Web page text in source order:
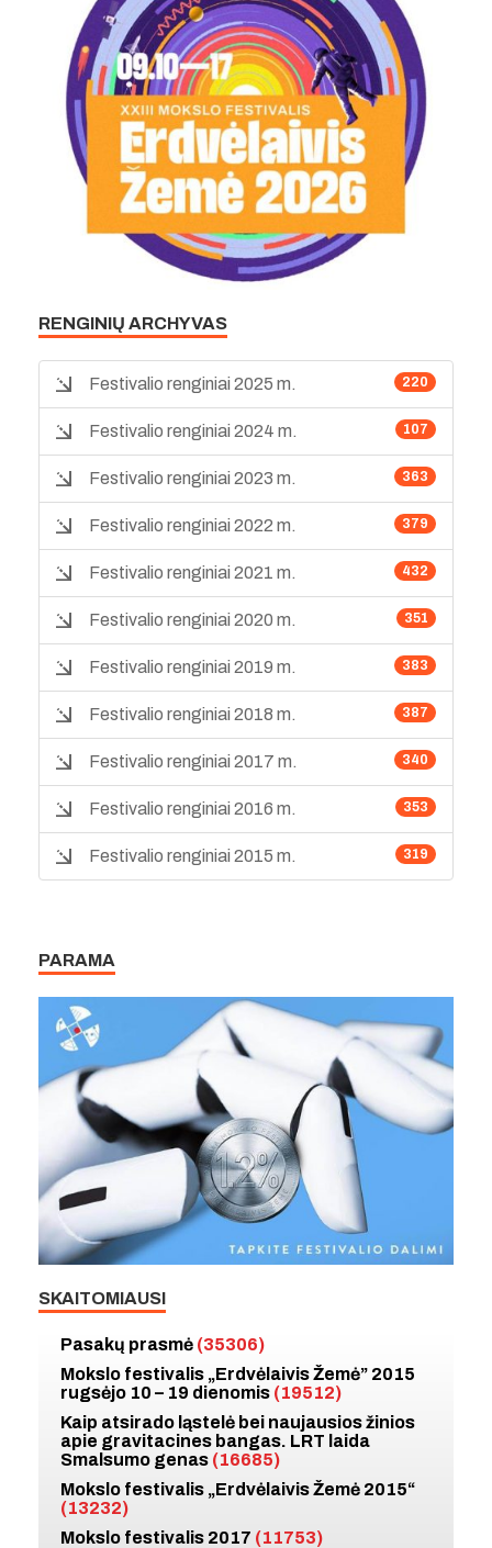
RENGINIŲ ARCHYVAS
220
Festivalio renginiai 2025 m.
107
Festivalio renginiai 2024 m.
363
Festivalio renginiai 2023 m.
379
Festivalio renginiai 2022 m.
432
Festivalio renginiai 2021 m.
351
Festivalio renginiai 2020 m.
383
Festivalio renginiai 2019 m.
387
Festivalio renginiai 2018 m.
340
Festivalio renginiai 2017 m.
353
Festivalio renginiai 2016 m.
319
Festivalio renginiai 2015 m.
PARAMA
SKAITOMIAUSI
Pasakų prasmė (35306)
Mokslo festivalis „Erdvėlaivis Žemė” 2015
rugsėjo 10 – 19 dienomis (19512)
Kaip atsirado ląstelė bei naujausios žinios
apie gravitacines bangas. LRT laida
Smalsumo genas (16685)
Mokslo festivalis „Erdvėlaivis Žemė 2015“
(13232)
Mokslo festivalis 2017 (11753)